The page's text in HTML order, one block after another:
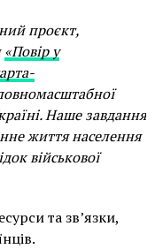
Society
Клас»
культурного
стане знаковим,
партнерстві з
та UA / UK
для цієї
зі своєю
проєкт,
«Повір у
Наше завдання
життя населення
військової
та зв’язки,